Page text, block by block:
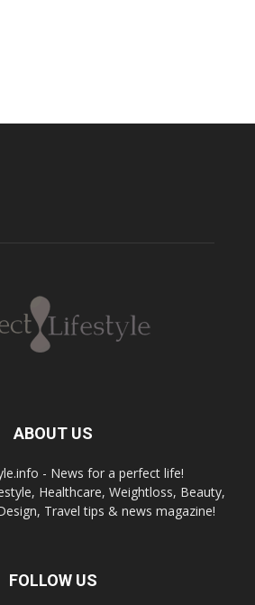
ABOUT US
- News for a perfect life!
Healthcare, Weightloss, Beauty,
Travel tips & news magazine!
FOLLOW US